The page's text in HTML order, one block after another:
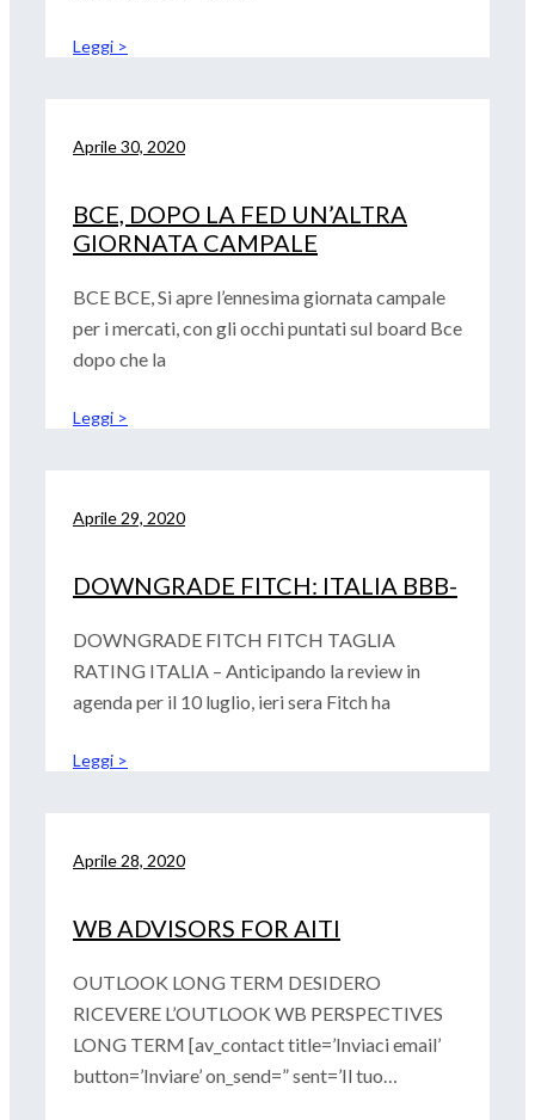
Leggi >
Aprile 30, 2020
BCE, DOPO LA FED UN’ALTRA
GIORNATA CAMPALE
BCE BCE, Si apre l’ennesima giornata campale
per i mercati, con gli occhi puntati sul board Bce
dopo che la
Leggi >
Aprile 29, 2020
DOWNGRADE FITCH: ITALIA BBB-
DOWNGRADE FITCH FITCH TAGLIA
RATING ITALIA – Anticipando la review in
agenda per il 10 luglio, ieri sera Fitch ha
Leggi >
Aprile 28, 2020
WB ADVISORS FOR AITI
OUTLOOK LONG TERM DESIDERO
RICEVERE L’OUTLOOK WB PERSPECTIVES
LONG TERM [av_contact title=’Inviaci email’
button=’Inviare’ on_send=” sent=’Il tuo